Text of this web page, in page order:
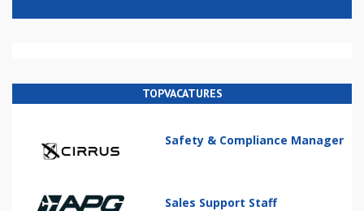
TOPVACATURES
Safety & Compliance Manager
Sales Support Staff